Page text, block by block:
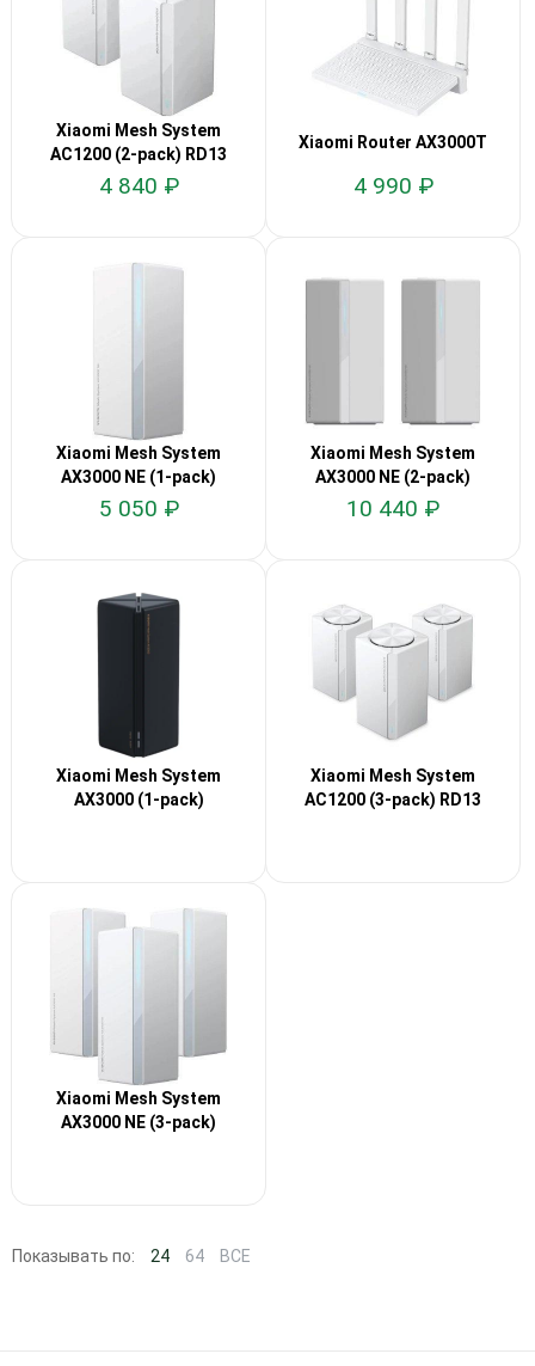
Xiaomi Mesh System
AC1200 (2-pack) RD13
4 840 ₽
Xiaomi Router AX3000T
4 990 ₽
Xiaomi Mesh System
AX3000 NE (1-pack)
DVB4465GL
5 050 ₽
Xiaomi Mesh System
AX3000 NE (2-pack)
DVB4464GL
10 440 ₽
Xiaomi Mesh System
AX3000 (1-pack)
Xiaomi Mesh System
AC1200 (3-pack) RD13
Xiaomi Mesh System
AX3000 NE (3-pack)
Показывать по: 24 64 ВСЕ